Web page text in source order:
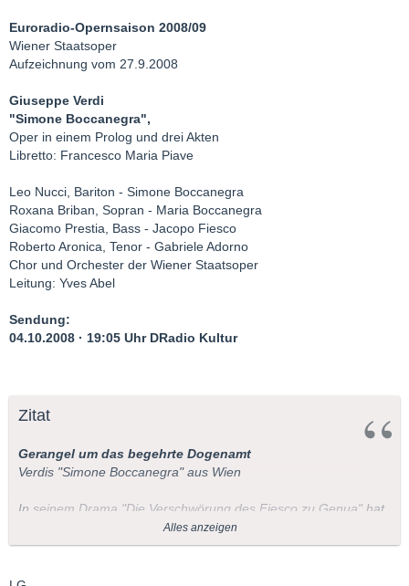
LG, Elisabeth
Euroradio-Opernsaison 2008/09
Wiener Staatsoper
Aufzeichnung vom 27.9.2008
Giuseppe Verdi
"Simone Boccanegra",
Oper in einem Prolog und drei Akten
Libretto: Francesco Maria Piave
Leo Nucci, Bariton - Simone Boccanegra
Roxana Briban, Sopran - Maria Boccanegra
Giacomo Prestia, Bass - Jacopo Fiesco
Roberto Aronica, Tenor - Gabriele Adorno
Chor und Orchester der Wiener Staatsoper
Leitung: Yves Abel
Sendung:
04.10.2008 · 19:05 Uhr DRadio Kultur
Zitat
Gerangel um das begehrte Dogenamt
Verdis "Simone Boccanegra" aus Wien
In seinem Drama "Die Verschwörung des Fiesco zu Genua" hat
Schiller ein Dogengerangel um 1550 auf die Bühne gebracht.
Die Lebensgeschichte des Dogen Simone Boccanegra spielt
Francesco Maria Piave jedoch nach einem Stück von Antonio
Alles anzeigen